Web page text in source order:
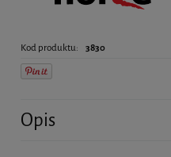
Kod produktu: 3830
Opis